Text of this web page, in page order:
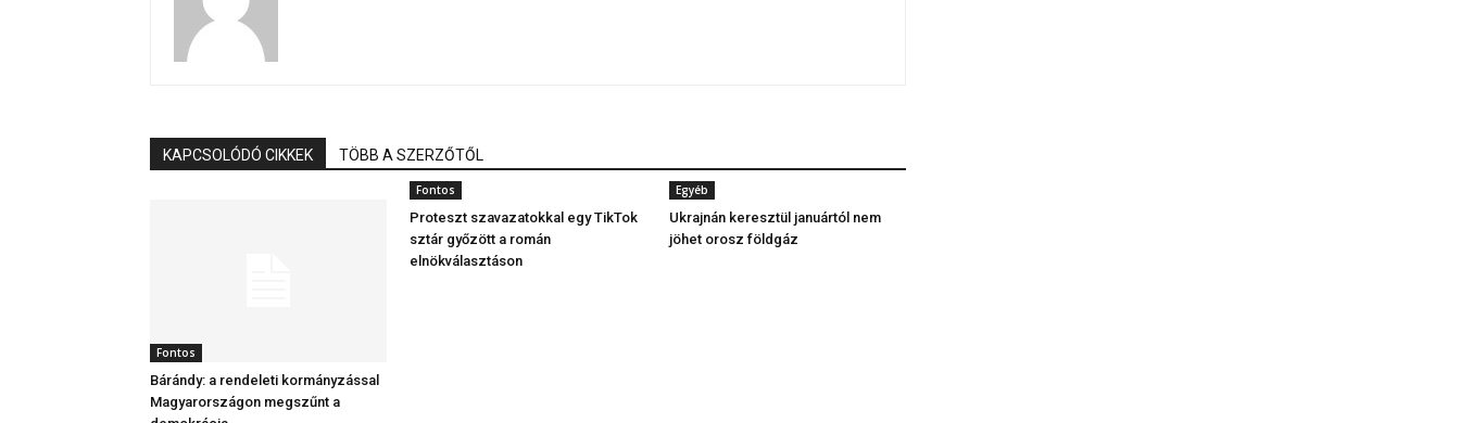
KAPCSOLÓDÓ CIKKEK TÖBB A SZERZŐTŐL
Fontos
Bárándy: a rendeleti kormányzással
Magyarországon megszűnt a
Fontos
Proteszt szavazatokkal egy TikTok
sztár győzött a román
elnökválasztáson
Egyéb
Ukrajnán keresztül januártól nem
jöhet orosz földgáz